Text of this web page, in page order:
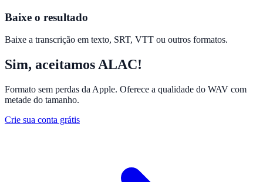
Baixe o resultado
Baixe a transcrição em texto, SRT, VTT ou outros formatos.
Sim, aceitamos ALAC!
Formato sem perdas da Apple. Oferece a qualidade do WAV com
metade do tamanho.
Crie sua conta grátis